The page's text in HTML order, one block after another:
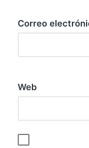
Correo
Web